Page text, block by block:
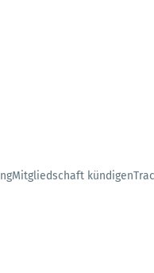
Mitgliedschaft kündigen